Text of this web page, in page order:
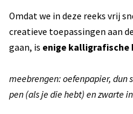
Omdat we in deze reeks vrij
creatieve toepassingen aan
gaan, is enige kalligrafische
meebrengen: oefenpapier, dun
pen (als je die hebt) en zwarte